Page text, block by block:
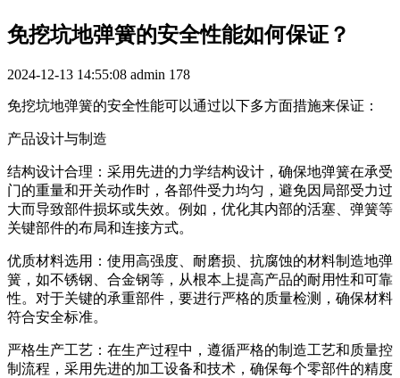
免挖坑地弹簧的安全性能如何保证？
2024-12-13 14:55:08 admin 178
免挖坑地弹簧的安全性能可以通过以下多方面措施来保证：
产品设计与制造
结构设计合理：采用先进的力学结构设计，确保地弹簧在承受
门的重量和开关动作时，各部件受力均匀，避免因局部受力过
大而导致部件损坏或失效。例如，优化其内部的活塞、弹簧等
关键部件的布局和连接方式。
优质材料选用：使用高强度、耐磨损、抗腐蚀的材料制造地弹
簧，如不锈钢、合金钢等，从根本上提高产品的耐用性和可靠
性。对于关键的承重部件，要进行严格的质量检测，确保材料
符合安全标准。
严格生产工艺：在生产过程中，遵循严格的制造工艺和质量控
制流程，采用先进的加工设备和技术，确保每个零部件的精度